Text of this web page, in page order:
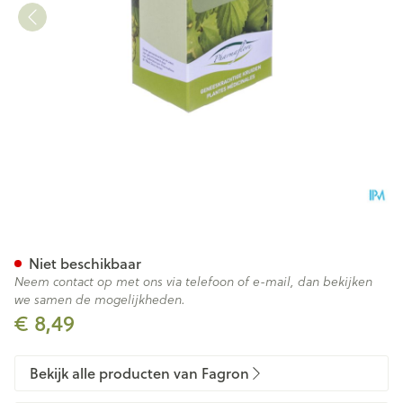
€ 8,49
Niet beschikbaar
Neem contact op met ons via telefoon of e-mail, dan bekijken
we samen de mogelijkheden.
Bekijk alle producten van Fagron